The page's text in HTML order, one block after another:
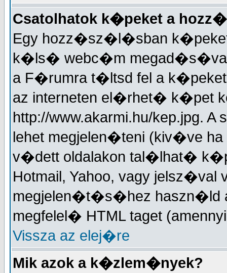
Csatolhatok k�peket a
Egy hozz�sz�l�sban k�peket
k�ls� webc�m
a F�rumra t�ltsd fel a
az interneten el�rhet� k�pet
http://www.akarmi.hu/kep.jpg.
lehet megjelen�teni (kiv�ve
v�dett oldalakon tal�lhat�
Hotmail, Yahoo, vagy
megjelen�t�s�hez haszn�ld
megfelel� HTML taget
Vissza az elej�re
Mik azok a k�zlem�nyek?